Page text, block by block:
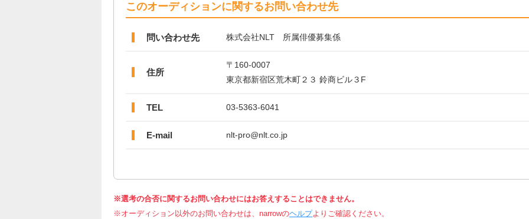
このオーディションに関するお問い合わせ先
問い合わせ先 株式会社NLT 所属俳優募集係
住所
〒160-0007
東京都新宿区荒木町２３ 鈴商ビル３F
TEL 03-5363-6041
E-mail nlt-pro@nlt.co.jp
※選考の合否に関するお問い合わせにはお答えすることはできません。
※オーディション以外のお問い合わせは、narrowのヘルプよりご確認ください。